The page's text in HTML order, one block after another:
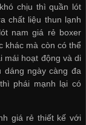
chịu thìquần lót
chất liệu thun lạnh
nam giá rẻ boxer
khác mà còn có thể
mái hoạt động và di
dáng ngày càng đa
phái mạnh lại có
giá rẻ thiết kế với